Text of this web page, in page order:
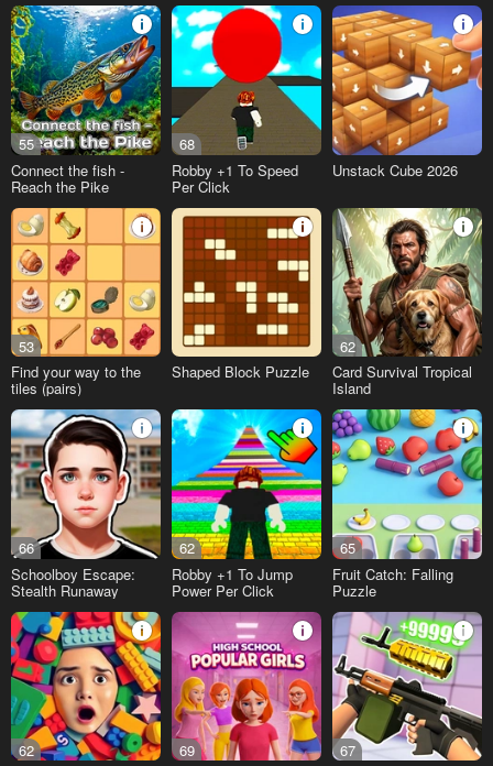
55
Connect the fish -
Reach the Pike
68
Robby +1 To Speed
Per Click
Unstack Cube 2026
53
Find your way to the
tiles (pairs)
Shaped Block Puzzle
62
Card Survival Tropical
Island
66
Schoolboy Escape:
Stealth Runaway
62
Robby +1 To Jump
Power Per Click
65
Fruit Catch: Falling
Puzzle
62
69
67